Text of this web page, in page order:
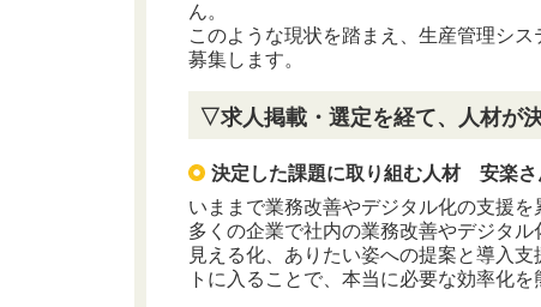
ん。
このような現状を踏まえ、生産管理シ
募集します。
▽求人掲載・選定を経て、人材が
決定した課題に取り組む人材 安楽
いままで業務改善やデジタル化の支援を
多くの企業で社内の業務改善やデジタ
見える化、ありたい姿への提案と導入
トに入ることで、本当に必要な効率化